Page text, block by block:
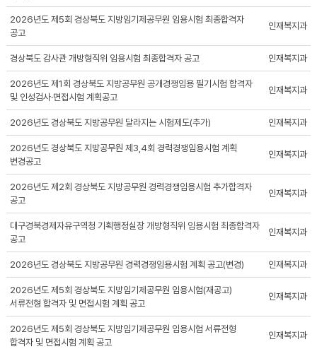
2026년도 제5회 경상북도 지방임기제공무원 임용시험 최종합격자
공고
인재복지과
경상북도 감사관 개방형직위 임용시험 최종합격자 공고 인재복지과
2026년도 제1회 경상북도 지방공무원 공개경쟁임용 필기시험 합격자
및 인성검사·면접시험 계획공고
인재복지과
2026년도 경상북도 지방공무원 달라지는 시험제도(추가) 인재복지과
2026년도 경상북도 지방공무원 제3,4회 경력경쟁임용시험 계획
변경공고
인재복지과
2026년도 제2회 경상북도 지방공무원 경력경쟁임용시험 추가합격자
공고
인재복지과
대구경북경제자유구역청 기획행정실장 개방형직위 임용시험 최종합격자
공고
인재복지과
2026년도 경상북도 지방공무원 경력경쟁임용시험 계획 공고(변경) 인재복지과
2026년도 제5회 경상북도 지방임기제공무원 임용시험(재공고)
서류전형 합격자 및 면접시험 계획 공고
인재복지과
2026년도 제5회 경상북도 지방임기제공무원 임용시험 서류전형
합격자 및 면접시험 계획 공고
인재복지과